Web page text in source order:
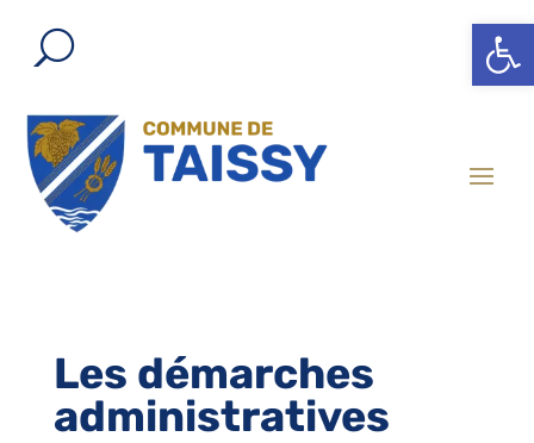
Ouvrir
Les démarches
administratives